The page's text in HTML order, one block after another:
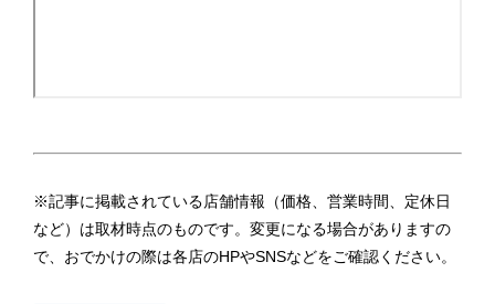
※記事に掲載されている店舗情報（価格、営業時間、定休日
など）は取材時点のものです。変更になる場合がありますの
で、おでかけの際は各店のHPやSNSなどをご確認ください。